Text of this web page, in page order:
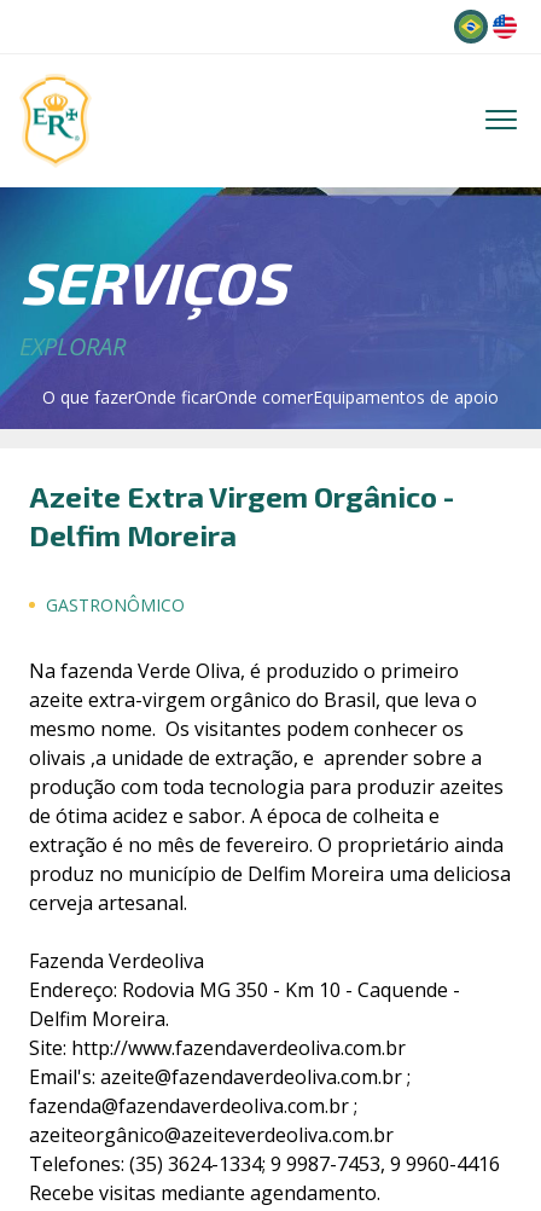
SERVIÇOS
EXPLORAR
O que fazerOnde ficarOnde comerEquipamentos de apoio
Azeite Extra Virgem Orgânico -
Delfim Moreira
GASTRONÔMICO
Na fazenda Verde Oliva, é produzido o primeiro
azeite extra-virgem orgânico do Brasil, que leva o
mesmo nome. Os visitantes podem conhecer os
olivais ,a unidade de extração, e aprender sobre a
produção com toda tecnologia para produzir azeites
de ótima acidez e sabor. A época de colheita e
extração é no mês de fevereiro. O proprietário ainda
produz no município de Delfim Moreira uma deliciosa
cerveja artesanal.
Fazenda Verdeoliva
Endereço: Rodovia MG 350 - Km 10 - Caquende -
Delfim Moreira.
Site: http://www.fazendaverdeoliva.com.br
Email's: azeite@fazendaverdeoliva.com.br ;
fazenda@fazendaverdeoliva.com.br ;
azeiteorgânico@azeiteverdeoliva.com.br
Telefones: (35) 3624-1334; 9 9987-7453, 9 9960-4416
Recebe visitas mediante agendamento.